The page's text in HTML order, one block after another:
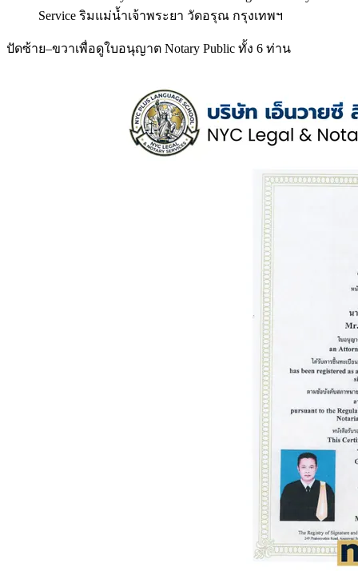
Service ริมแม่น้ำเจ้าพระยา วัดอรุณ กรุงเทพฯ
ปัดซ้าย–ขวาเพื่อดูใบอนุญาต Notary Public ทั้ง 6 ท่าน